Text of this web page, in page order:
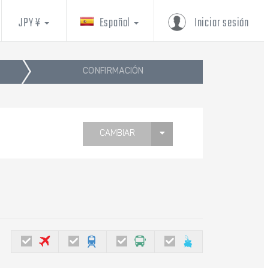
Iniciar sesión
Español
JPY ¥
CONFIRMACIÓN
CAMBIAR